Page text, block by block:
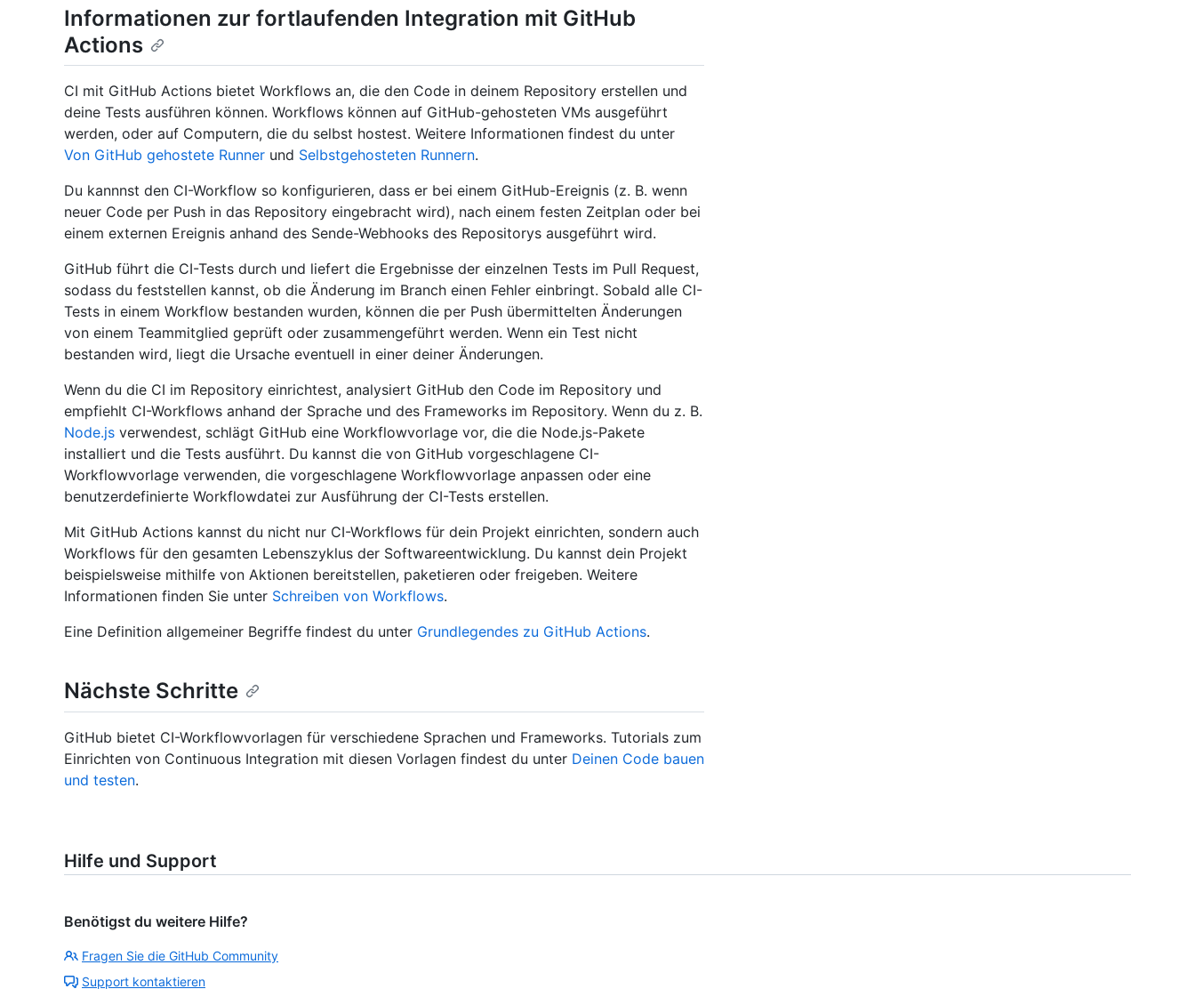
Informationen zur fortlaufenden Integration mit GitHub
Actions
CI mit GitHub Actions bietet Workflows an, die den Code in deinem Repository erstellen und
deine Tests ausführen können. Workflows können auf GitHub-gehosteten VMs ausgeführt
werden, oder auf Computern, die du selbst hostest. Weitere Informationen findest du unter
Von GitHub gehostete Runner und Selbstgehosteten Runnern.
Du kannnst den CI-Workflow so konfigurieren, dass er bei einem GitHub-Ereignis (z. B. wenn
neuer Code per Push in das Repository eingebracht wird), nach einem festen Zeitplan oder bei
einem externen Ereignis anhand des Sende-Webhooks des Repositorys ausgeführt wird.
GitHub führt die CI-Tests durch und liefert die Ergebnisse der einzelnen Tests im Pull Request,
sodass du feststellen kannst, ob die Änderung im Branch einen Fehler einbringt. Sobald alle CI-
Tests in einem Workflow bestanden wurden, können die per Push übermittelten Änderungen
von einem Teammitglied geprüft oder zusammengeführt werden. Wenn ein Test nicht
bestanden wird, liegt die Ursache eventuell in einer deiner Änderungen.
Wenn du die CI im Repository einrichtest, analysiert GitHub den Code im Repository und
empfiehlt CI-Workflows anhand der Sprache und des Frameworks im Repository. Wenn du z. B.
Node.js verwendest, schlägt GitHub eine Workflowvorlage vor, die die Node.js-Pakete
installiert und die Tests ausführt. Du kannst die von GitHub vorgeschlagene CI-
Workflowvorlage verwenden, die vorgeschlagene Workflowvorlage anpassen oder eine
benutzerdefinierte Workflowdatei zur Ausführung der CI-Tests erstellen.
Mit GitHub Actions kannst du nicht nur CI-Workflows für dein Projekt einrichten, sondern auch
Workflows für den gesamten Lebenszyklus der Softwareentwicklung. Du kannst dein Projekt
beispielsweise mithilfe von Aktionen bereitstellen, paketieren oder freigeben. Weitere
Informationen finden Sie unter Schreiben von Workflows.
Eine Definition allgemeiner Begriffe findest du unter Grundlegendes zu GitHub Actions.
Nächste Schritte
GitHub bietet CI-Workflowvorlagen für verschiedene Sprachen und Frameworks. Tutorials zum
Einrichten von Continuous Integration mit diesen Vorlagen findest du unter Deinen Code bauen
und testen.
Hilfe und Support
Benötigst du weitere Hilfe?
Fragen Sie die GitHub Community
Support kontaktieren